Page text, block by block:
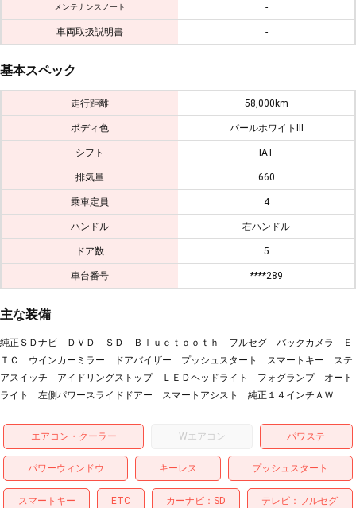
メンテナンスノート -
車両取扱説明書 -
基本スペック
走行距離 58,000km
ボディ色 パールホワイトⅢ
シフト IAT
排気量 660
乗車定員 4
ハンドル 右ハンドル
ドア数 5
車台番号 ****289
主な装備
純正ＳＤナビ ＤＶＤ ＳＤ Ｂｌｕｅｔｏｏｔｈ フルセグ バックカメラ Ｅ
ＴＣ ウインカーミラー ドアバイザー プッシュスタート スマートキー ステ
アスイッチ アイドリングストップ ＬＥＤヘッドライト フォグランプ オート
ライト 左側パワースライドドアー スマートアシスト 純正１４インチＡＷ
エアコン・クーラー Wエアコン パワステ
パワーウィンドウ キーレス プッシュスタート
スマートキー ETC カーナビ SD テレビ フルセグ